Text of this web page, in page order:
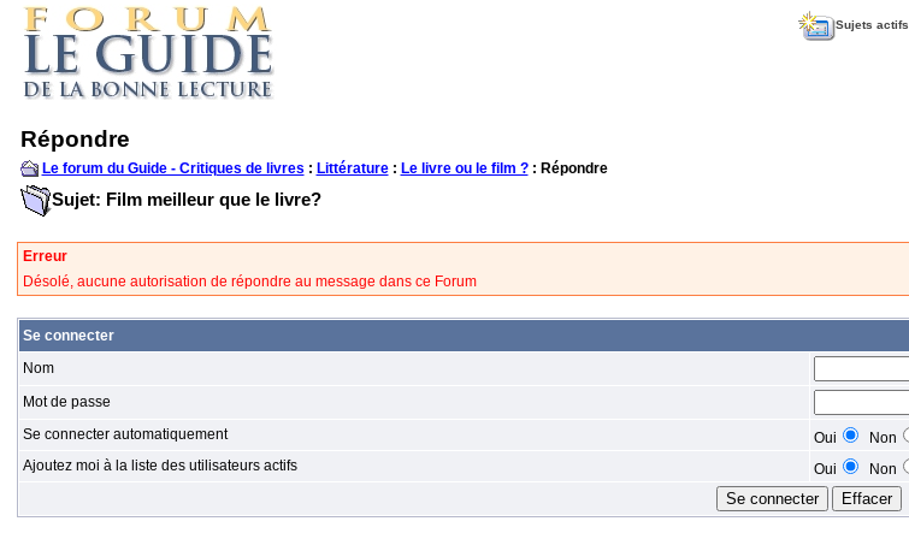
Sujets actifs
Répondre
Le forum du Guide - Critiques de livres : Littérature: Le livre ou le film ?: Répondre
Sujet: Film meilleur que le livre?
Erreur
Désolé, aucune autorisation de répondre au message dans ce Forum
Se connecter
Nom
Mot de passe
Se connecter automatiquement
Oui
Non
Ajoutez moi à la liste des utilisateurs actifs
Oui Non